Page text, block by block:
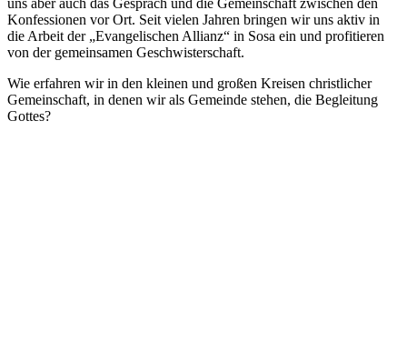
uns aber auch das Gespräch und die Gemeinschaft zwischen den
Konfessionen vor Ort. Seit vielen Jahren bringen wir uns aktiv in
die Arbeit der „Evangelischen Allianz“ in Sosa ein und profitieren
von der gemeinsamen Geschwisterschaft.
Wie erfahren wir in den kleinen und großen Kreisen christlicher
Gemeinschaft, in denen wir als Gemeinde stehen, die Begleitung
Gottes?